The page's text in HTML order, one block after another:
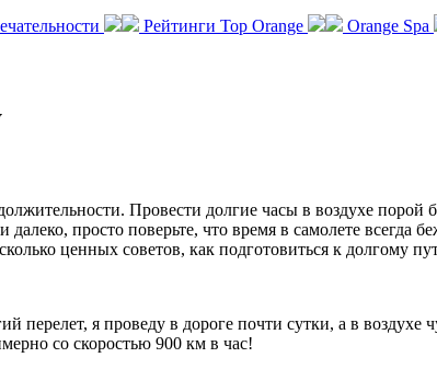
Рейтинги Top Orange Orange Spa
Провести долгие часы в воздухе порой
просто поверьте, что время в самолете всегда
ценных советов, как подготовиться к долгому
перелет, я проведу в дороге почти сутки, а в
со скоростью 900 км в час!